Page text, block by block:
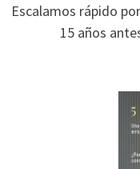
Escalamos rápido
15 años